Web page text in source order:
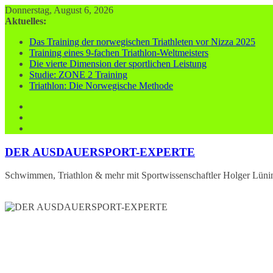
Zum
Inhalt
Donnerstag, August 6, 2026
Aktuelles:
Das Training der norwegischen Triathleten vor Nizza 2025
Training eines 9-fachen Triathlon-Weltmeisters
Die vierte Dimension der sportlichen Leistung
Studie: ZONE 2 Training
Triathlon: Die Norwegische Methode
DER AUSDAUERSPORT-EXPERTE
Schwimmen, Triathlon & mehr mit Sportwissenschaftler Holger